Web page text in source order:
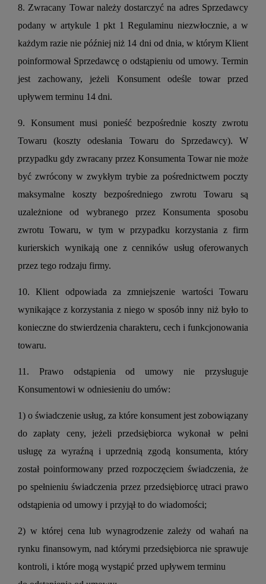
8. Zwracany Towar należy dostarczyć na adres Sprzedawcy
podany w artykule 1 pkt 1 Regulaminu niezwłocznie, a w
każdym razie nie później niż 14 dni od dnia, w którym Klient
poinformował Sprzedawcę o odstąpieniu od umowy. Termin
jest zachowany, jeżeli Konsument odeśle towar przed
upływem terminu 14 dni.
9. Konsument musi ponieść bezpośrednie koszty zwrotu
Towaru (koszty odesłania Towaru do Sprzedawcy). W
przypadku gdy zwracany przez Konsumenta Towar nie może
być zwrócony w zwykłym trybie za pośrednictwem poczty
maksymalne koszty bezpośredniego zwrotu Towaru są
uzależnione od wybranego przez Konsumenta sposobu
zwrotu Towaru, w tym w przypadku korzystania z firm
kurierskich wynikają one z cenników usług oferowanych
przez tego rodzaju firmy.
10. Klient odpowiada za zmniejszenie wartości Towaru
wynikające z korzystania z niego w sposób inny niż było to
konieczne do stwierdzenia charakteru, cech i funkcjonowania
towaru.
11. Prawo odstąpienia od umowy nie przysługuje
Konsumentowi w odniesieniu do umów:
1) o świadczenie usług, za które konsument jest zobowiązany
do zapłaty ceny, jeżeli przedsiębiorca wykonał w pełni
usługę za wyraźną i uprzednią zgodą konsumenta, który
został poinformowany przed rozpoczęciem świadczenia, że
po spełnieniu świadczenia przez przedsiębiorcę utraci prawo
odstąpienia od umowy i przyjął to do wiadomości;
2) w której cena lub wynagrodzenie zależy od wahań na
rynku finansowym, nad którymi przedsiębiorca nie sprawuje
kontroli, i które mogą wystąpić przed upływem terminu